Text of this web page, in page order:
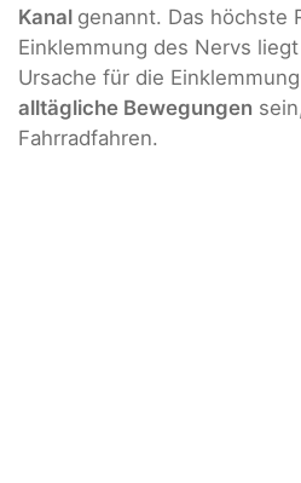
Kanal genannt. Das höchste
Einklemmung des Nervs
Ursache für die
alltägliche Bewegungen
Fahrradfahren.